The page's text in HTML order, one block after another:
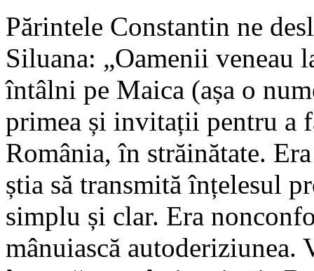
Părintele Constantin ne
Siluana: „Oamenii veneau
întâlni pe Maica (așa o
primea și invitații pentru a
România, în străinătate.
știa să transmită înțelesul
simplu și clar. Era
mânuiască autoderiziunea.